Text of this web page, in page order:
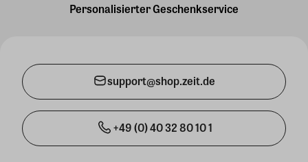
Personalisierter Geschenkservice
support@shop.zeit.de
+49 (0) 40 32 80 10 1